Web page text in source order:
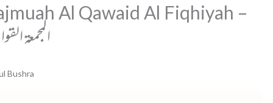
Al Qawaid Al Fiqhiyah –
المجمعة
Bushra